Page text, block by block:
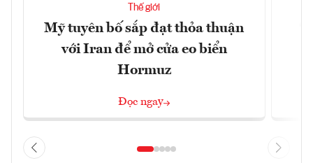
Thế giới
Mỹ tuyên bố sắp đạt thỏa thuận
với Iran để mở cửa eo biển
Hormuz
Đọc ngay